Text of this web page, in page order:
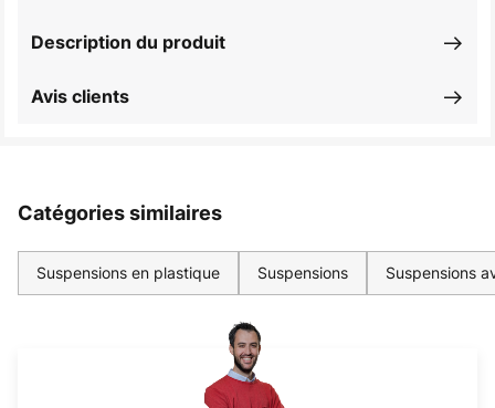
Description du produit
Avis clients
Catégories similaires
Suspensions en plastique Suspensions Suspensions